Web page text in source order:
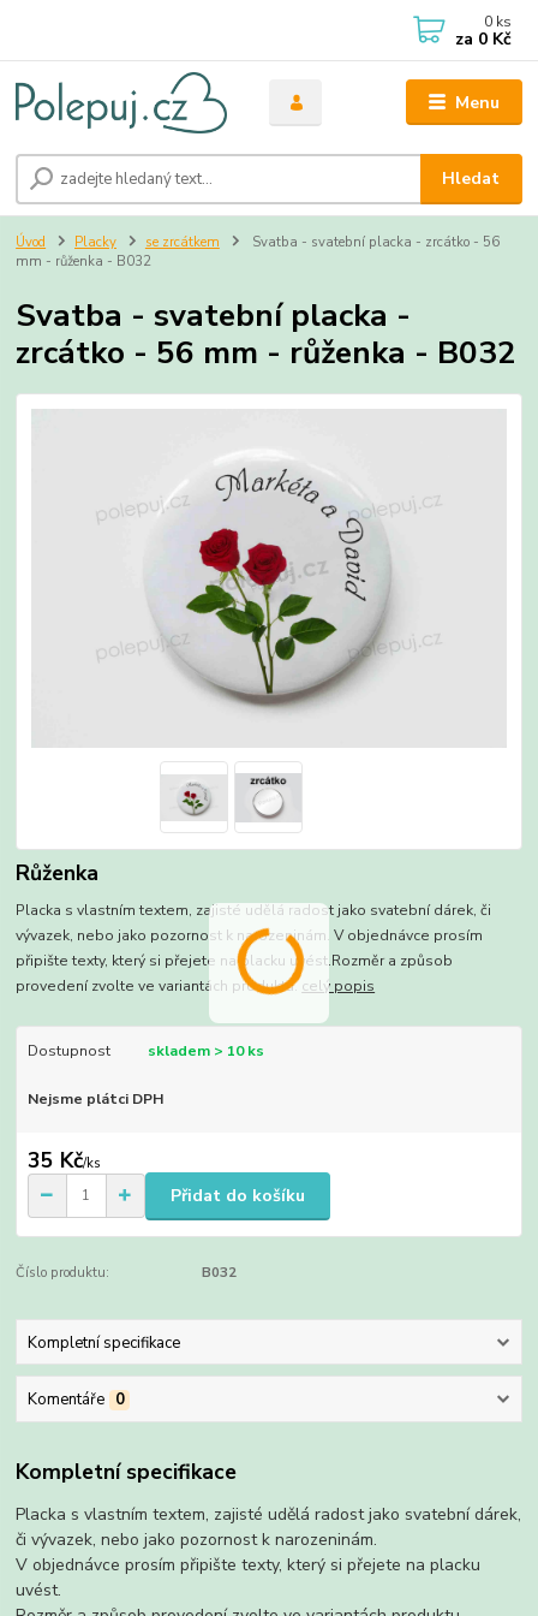
Menu
Hledat
0 ks
za 0 Kč
Úvod Placky se zrcátkem
Svatba - svatební placka - zrcátko - 56
mm - růženka - B032
Svatba - svatební placka -
zrcátko - 56 mm - růženka - B032
Růženka
Placka s vlastním textem, zajisté udělá radost jako svatební dárek, či
vývazek, nebo jako pozornost k narozeninám. V objednávce prosím
připište texty, který si přejete na placku uvést.Rozměr a způsob
provedení zvolte ve variantách produktu.celý popis
Dostupnost skladem > 10 ks
Nejsme plátci DPH
35 Kč/ks
Přidat do košíku
Číslo produktu: B032
Kompletní specifikace
Komentáře 0
Kompletní specifikace
Placka s vlastním textem, zajisté udělá radost jako svatební dárek,
či vývazek, nebo jako pozornost k narozeninám.
V objednávce prosím připište texty, který si přejete na placku
uvést.